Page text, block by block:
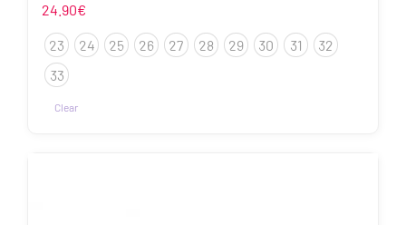
24.90€
23 24 25 26 27 28 29 30 31
32
33
Clear